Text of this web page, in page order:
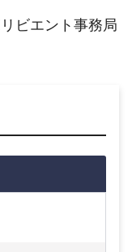
ビエント事務局